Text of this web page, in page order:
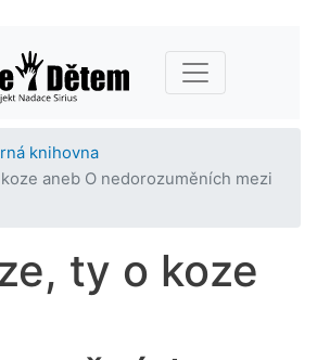
hlavnímu
obsahu
knihovna
aneb O nedorozuměních mezi
ty o koze